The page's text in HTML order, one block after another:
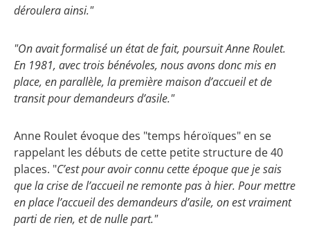
déroulera ainsi."
"On avait formalisé un état de fait, poursuit Anne Roulet.
En 1981, avec trois bénévoles, nous avons donc mis en
place, en parallèle, la première maison d’accueil et de
transit pour demandeurs d’asile."
Anne Roulet évoque des "temps héroïques" en se
rappelant les débuts de cette petite structure de 40
places. "C’est pour avoir connu cette époque que je sais
que la crise de l’accueil ne remonte pas à hier. Pour mettre
en place l’accueil des demandeurs d’asile, on est vraiment
parti de rien, et de nulle part."